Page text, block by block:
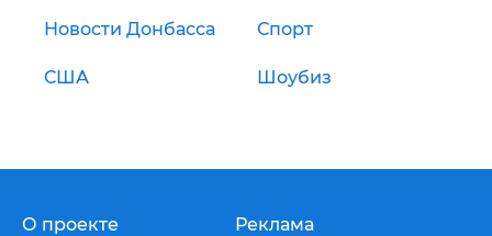
Новости Донбасса Спорт
США Шоубиз
О проекте Реклама